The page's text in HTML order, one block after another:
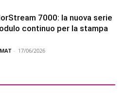
7000: la nuova serie
continuo per la stampa
- 17/06/2026